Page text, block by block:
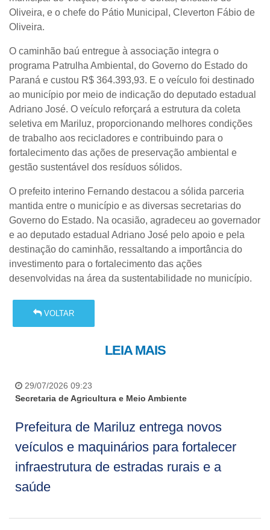
Oliveira, e o chefe do Pátio Municipal, Cleverton Fábio de
Oliveira.
O caminhão baú entregue à associação integra o
programa Patrulha Ambiental, do Governo do Estado do
Paraná e custou R$ 364.393,93. E o veículo foi destinado
ao município por meio de indicação do deputado estadual
Adriano José. O veículo reforçará a estrutura da coleta
seletiva em Mariluz, proporcionando melhores condições
de trabalho aos recicladores e contribuindo para o
fortalecimento das ações de preservação ambiental e
gestão sustentável dos resíduos sólidos.
O prefeito interino Fernando destacou a sólida parceria
mantida entre o município e as diversas secretarias do
Governo do Estado. Na ocasião, agradeceu ao governador
e ao deputado estadual Adriano José pelo apoio e pela
destinação do caminhão, ressaltando a importância do
investimento para o fortalecimento das ações
desenvolvidas na área da sustentabilidade no município.
VOLTAR
LEIA MAIS
29/07/2026 09:23
Secretaria de Agricultura e Meio Ambiente
Prefeitura de Mariluz entrega novos
veículos e maquinários para fortalecer
infraestrutura de estradas rurais e a
saúde